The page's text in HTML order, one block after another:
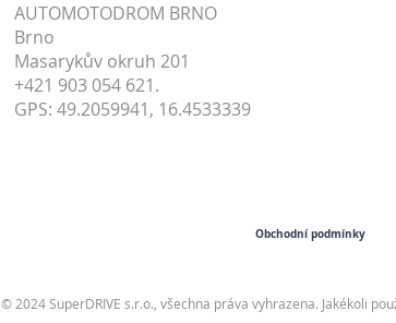
AUTOMOTODROM BRNO
Brno
Masarykův okruh 201
+421 903 054 621.
GPS: 49.2059941, 16.4533339
Obchodní podmínky
© 2024 SuperDRIVE s.r.o., všechna práva vyhrazena. Jakékoli